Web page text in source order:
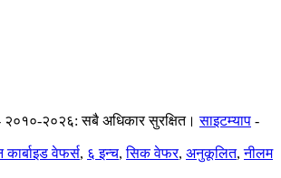
२०१०-२०२६: सबै अधिकार सुरक्षित। साइटम्याप -
वेफर्स, ६ इन्च,सिक वेफर, अनुकूलित,नीलम